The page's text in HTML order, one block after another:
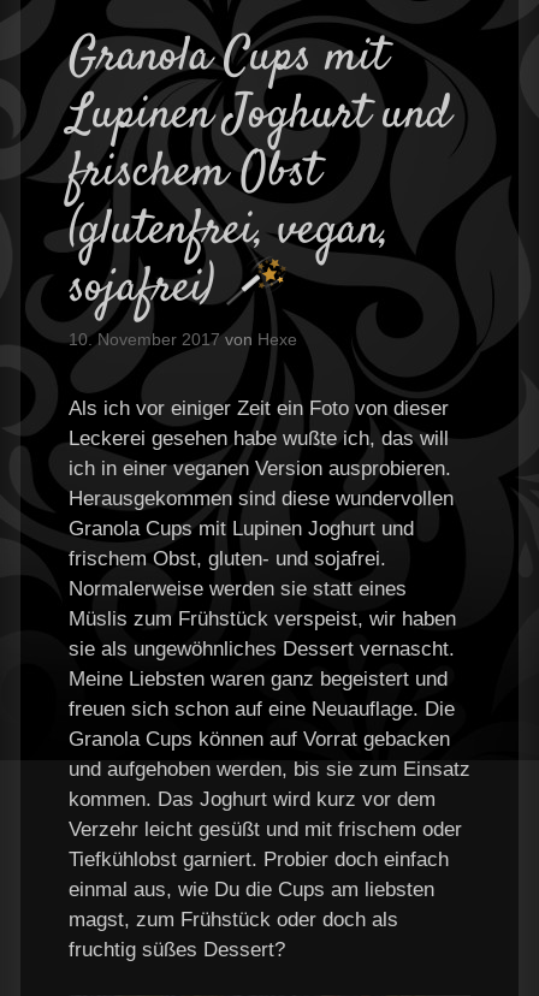
Granola Cups mit
Lupinen Joghurt und
frischem Obst
(glutenfrei, vegan,
sojafrei)
10. November 2017 von Hexe
Als ich vor einiger Zeit ein Foto von dieser
Leckerei gesehen habe wußte ich, das will
ich in einer veganen Version ausprobieren.
Herausgekommen sind diese wundervollen
Granola Cups mit Lupinen Joghurt und
frischem Obst, gluten- und sojafrei.
Normalerweise werden sie statt eines
Müslis zum Frühstück verspeist, wir haben
sie als ungewöhnliches Dessert vernascht.
Meine Liebsten waren ganz begeistert und
freuen sich schon auf eine Neuauflage. Die
Granola Cups können auf Vorrat gebacken
und aufgehoben werden, bis sie zum Einsatz
kommen. Das Joghurt wird kurz vor dem
Verzehr leicht gesüßt und mit frischem oder
Tiefkühlobst garniert. Probier doch einfach
einmal aus, wie Du die Cups am liebsten
magst, zum Frühstück oder doch als
fruchtig süßes Dessert?